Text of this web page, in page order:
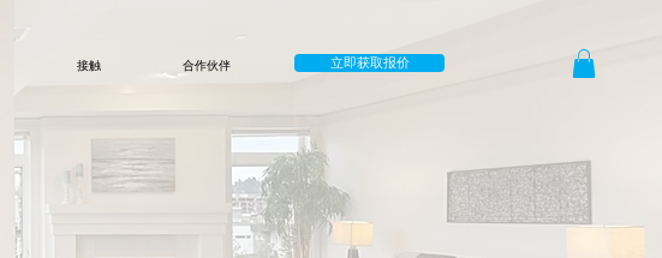
接触 合作伙伴 立即获取报价